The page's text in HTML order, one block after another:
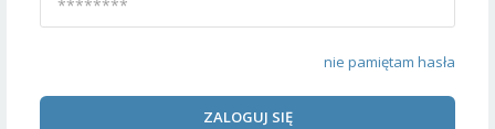
nie pamiętam hasła
ZALOGUJ SIĘ